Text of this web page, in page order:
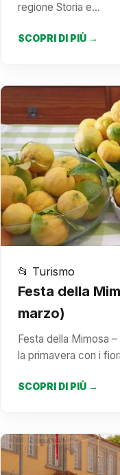
regione Storia e…
SCOPRI DI PIÙ →
📂 Turismo
Festa della
marzo)
Festa della Mimosa
la primavera con i
SCOPRI DI PIÙ →